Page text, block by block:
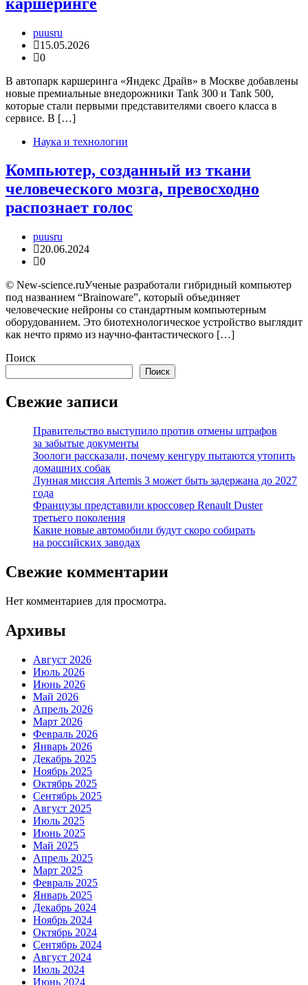
puusru
15.05.2026
0
В автопарк каршеринга «Яндекс Драйв» в Москве добавлены
новые премиальные внедорожники Tank 300 и Tank 500,
которые стали первыми представителями своего класса в
сервисе. В […]
Наука и технологии
Компьютер, созданный из ткани
человеческого мозга, превосходно
распознает голос
puusru
20.06.2024
0
© New-science.ruУченые разработали гибридный компьютер
под названием “Brainoware”, который объединяет
человеческие нейроны со стандартным компьютерным
оборудованием. Это биотехнологическое устройство выглядит
как нечто прямо из научно-фантастического […]
Поиск
Поиск
Свежие записи
Правительство выступило против отмены штрафов
за забытые документы
Зоологи рассказали, почему кенгуру пытаются утопить
домашних собак
Лунная миссия Artemis 3 может быть задержана до 2027
года
Французы представили кроссовер Renault Duster
третьего поколения
Какие новые автомобили будут скоро собирать
на российских заводах
Свежие комментарии
Нет комментариев для просмотра.
Архивы
Август 2026
Июль 2026
Июнь 2026
Май 2026
Апрель 2026
Март 2026
Февраль 2026
Январь 2026
Декабрь 2025
Ноябрь 2025
Октябрь 2025
Сентябрь 2025
Август 2025
Июль 2025
Июнь 2025
Май 2025
Апрель 2025
Март 2025
Февраль 2025
Январь 2025
Декабрь 2024
Ноябрь 2024
Октябрь 2024
Сентябрь 2024
Август 2024
Июль 2024
Июнь 2024